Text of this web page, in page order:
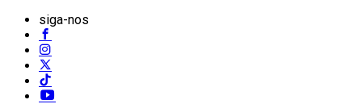
siga-nos